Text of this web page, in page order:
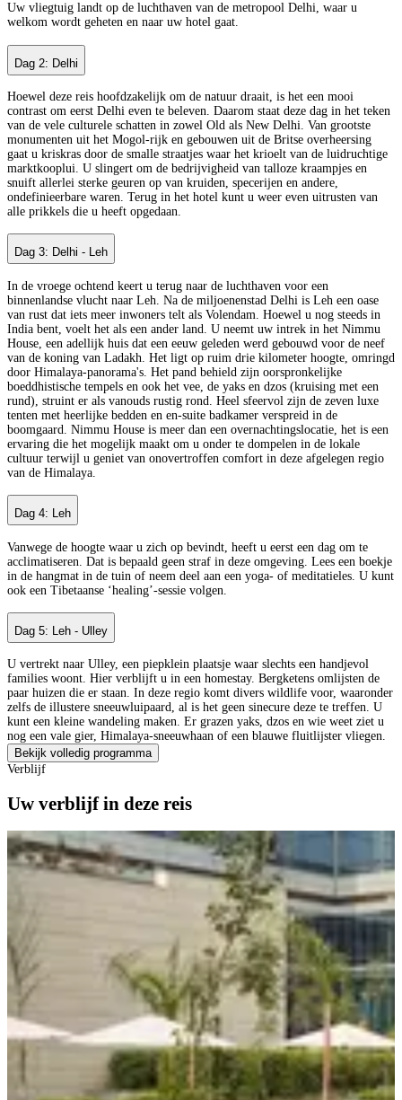
Uw vliegtuig landt op de luchthaven van de metropool Delhi, waar u
welkom wordt geheten en naar uw hotel gaat.
Dag 2: Delhi
Hoewel deze reis hoofdzakelijk om de natuur draait, is het een mooi
contrast om eerst Delhi even te beleven. Daarom staat deze dag in het teken
van de vele culturele schatten in zowel Old als New Delhi. Van grootste
monumenten uit het Mogol-rijk en gebouwen uit de Britse overheersing
gaat u kriskras door de smalle straatjes waar het krioelt van de luidruchtige
marktkooplui. U slingert om de bedrijvigheid van talloze kraampjes en
snuift allerlei sterke geuren op van kruiden, specerijen en andere,
ondefinieerbare waren. Terug in het hotel kunt u weer even uitrusten van
alle prikkels die u heeft opgedaan.
Dag 3: Delhi - Leh
In de vroege ochtend keert u terug naar de luchthaven voor een
binnenlandse vlucht naar Leh. Na de miljoenenstad Delhi is Leh een oase
van rust dat iets meer inwoners telt als Volendam. Hoewel u nog steeds in
India bent, voelt het als een ander land. U neemt uw intrek in het Nimmu
House, een adellijk huis dat een eeuw geleden werd gebouwd voor de neef
van de koning van Ladakh. Het ligt op ruim drie kilometer hoogte, omringd
door Himalaya-panorama's. Het pand behield zijn oorspronkelijke
boeddhistische tempels en ook het vee, de yaks en dzos (kruising met een
rund), struint er als vanouds rustig rond. Heel sfeervol zijn de zeven luxe
tenten met heerlijke bedden en en-suite badkamer verspreid in de
boomgaard. Nimmu House is meer dan een overnachtingslocatie, het is een
ervaring die het mogelijk maakt om u onder te dompelen in de lokale
cultuur terwijl u geniet van onovertroffen comfort in deze afgelegen regio
van de Himalaya.
Dag 4: Leh
Vanwege de hoogte waar u zich op bevindt, heeft u eerst een dag om te
acclimatiseren. Dat is bepaald geen straf in deze omgeving. Lees een boekje
in de hangmat in de tuin of neem deel aan een yoga- of meditatieles. U kunt
ook een Tibetaanse ‘healing’-sessie volgen.
Dag 5: Leh - Ulley
U vertrekt naar Ulley, een piepklein plaatsje waar slechts een handjevol
families woont. Hier verblijft u in een homestay. Bergketens omlijsten de
paar huizen die er staan. In deze regio komt divers wildlife voor, waaronder
zelfs de illustere sneeuwluipaard, al is het geen sinecure deze te treffen. U
kunt een kleine wandeling maken. Er grazen yaks, dzos en wie weet ziet u
nog een vale gier, Himalaya-sneeuwhaan of een blauwe fluitlijster vliegen.
Bekijk volledig programma
Verblijf
Uw verblijf in deze reis